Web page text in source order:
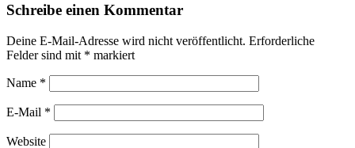
Schreibe einen Kommentar
Deine E-Mail-Adresse wird nicht veröffentlicht. Erforderliche
Felder sind mit * markiert
Name *
E-Mail *
Website